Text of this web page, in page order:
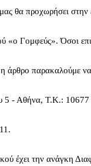
θα προχωρήσει στην
«ο Γομφεύς». Όσοι
άρθρο παρακαλούμε
5 - Αθήνα, Τ.Κ.:
έχει την ανάγκη